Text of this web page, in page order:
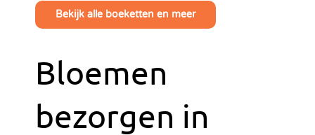
Bekijk alle boeketten en meer
Bloemen
bezorgen in